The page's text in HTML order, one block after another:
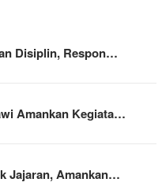
Disiplin, Respon…
Amankan Kegiata…
Jajaran, Amankan…